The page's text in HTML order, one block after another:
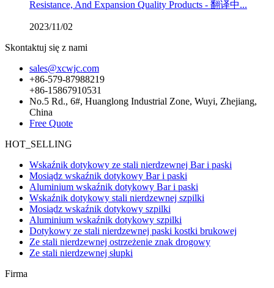
Resistance, And Expansion Quality Products - 翻译中...
2023/11/02
Skontaktuj się z nami
sales@xcwjc.com
+86-579-87988219
+86-15867910531
No.5 Rd., 6#, Huanglong Industrial Zone, Wuyi, Zhejiang,
China
Free Quote
HOT_SELLING
Wskaźnik dotykowy ze stali nierdzewnej Bar i paski
Mosiądz wskaźnik dotykowy Bar i paski
Aluminium wskaźnik dotykowy Bar i paski
Wskaźnik dotykowy stali nierdzewnej szpilki
Mosiądz wskaźnik dotykowy szpilki
Aluminium wskaźnik dotykowy szpilki
Dotykowy ze stali nierdzewnej paski kostki brukowej
Ze stali nierdzewnej ostrzeżenie znak drogowy
Ze stali nierdzewnej słupki
Firma